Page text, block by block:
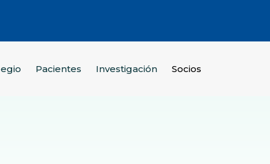
Pacientes Investigación Socios